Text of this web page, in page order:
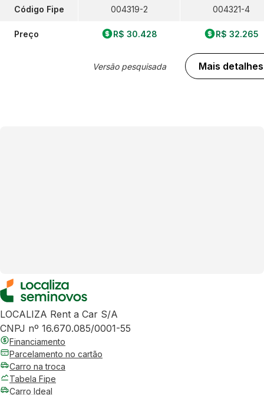
Código Fipe
Preço
004319-2
R$ 30.428
Versão pesquisada
004321-4
R$ 32.265
Mais detalhes
LOCALIZA Rent a Car S/A
CNPJ nº 16.670.085/0001-55
Financiamento
Parcelamento no cartão
Carro na troca
Tabela Fipe
Carro Ideal